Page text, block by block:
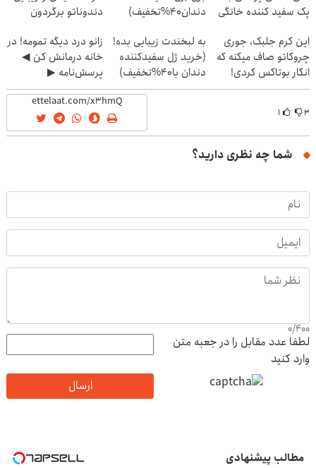
پک سفید کننده خانگی
دندان40%تخفیف)
دندوناتو برگردون
این کرم جلبک، جوری
چروکاتو صاف میکنه که
انگار بوتاکس کردی!
(تخفیف ویژه)
به لبخندت زیبایی بده!
(خرید ژل سفیدکننده
دندان با40%تخفیف)
زانو درد دیگه تمومه! در
خانه درمانش کن ◀
پرسش‌نامه ▶
۳ ۱
شما چه نظری دارید؟
0/400
لطفا عدد مقابل را در جعبه متن
وارد کنید
ارسال
مطالب پیشنهادی